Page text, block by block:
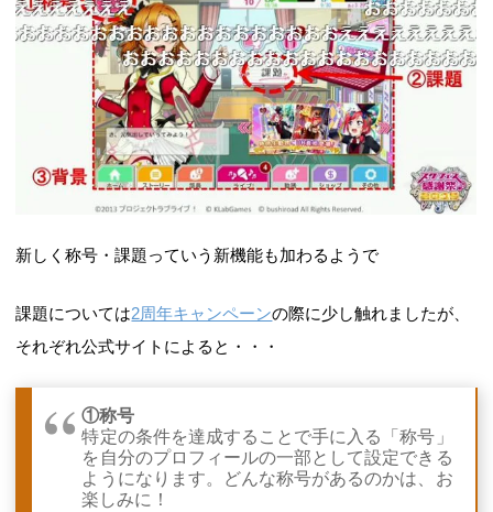
新しく称号・課題っていう新機能も加わるようで
課題については2周年キャンペーンの際に少し触れましたが、
それぞれ公式サイトによると・・・
①称号
特定の条件を達成することで手に入る「称号」
を自分のプロフィールの一部として設定できる
ようになります。どんな称号があるのかは、お
楽しみに！